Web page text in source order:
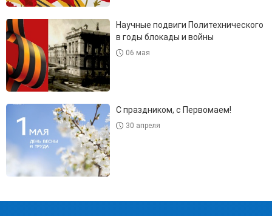
Научные подвиги Политехнического
в годы блокады и войны
06 мая
С праздником, с Первомаем!
30 апреля